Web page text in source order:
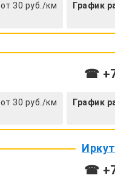
от 30 руб./км График
☎ +7
от 30 руб./км График
☎ +7